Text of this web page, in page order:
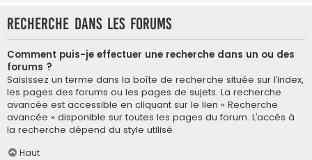
Recherche dans les forums
Comment puis-je effectuer une recherche dans un ou des
forums ?
Saisissez un terme dans la boîte de recherche située sur l’index,
les pages des forums ou les pages de sujets. La recherche
avancée est accessible en cliquant sur le lien « Recherche
avancée » disponible sur toutes les pages du forum. L’accès à
la recherche dépend du style utilisé.
Haut